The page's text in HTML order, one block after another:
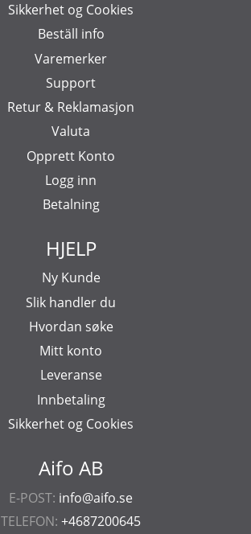
Aifo AB
E-POST: info@aifo.se
TELEFON: +4687200645
Sikkerhet og Cookies
Beställ info
Varemerker
Support
Retur & Reklamasjon
Valuta
Opprett Konto
Logg inn
Betalning
HJELP
Ny Kunde
Slik handler du
Hvordan søke
Mitt konto
Leveranse
Innbetaling
Sikkerhet og Cookies